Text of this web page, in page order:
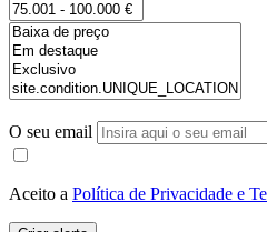
O seu email
Aceito a Política de Privacidade e